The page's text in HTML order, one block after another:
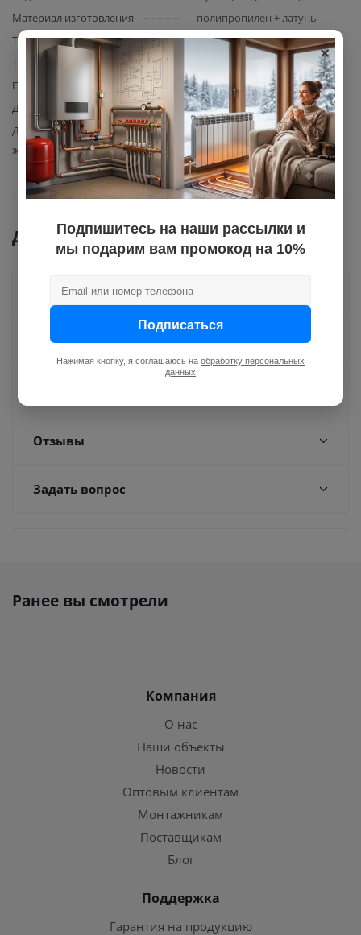
Материал изготовления
полипропилен + латунь
Тип фитинга
комбинированный
Тип резьбы
Подвид фитинга
разъемный
Диаметр
90
Допустимая температура
жидкости
80
Документы
Как купить
Оплата
Отзывы
Задать вопрос
Ранее вы смотрели
Компания
О нас
Наши объекты
Новости
Оптовым клиентам
Монтажникам
Поставщикам
Блог
Поддержка
Гарантия на продукцию
×
Подпишитесь на наши рассылки и
мы подарим вам промокод на 10%
Подписаться
Нажимая кнопку, я соглашаюсь на обработку персональных
данных